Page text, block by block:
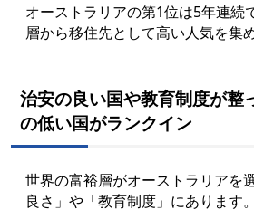
オーストラリアの第1位は5年連続
層から移住先として高い人気を集
治安の良い国や教育制度が整
の低い国がランクイン
世界の富裕層がオーストラリアを
良さ」や「教育制度」にあります。